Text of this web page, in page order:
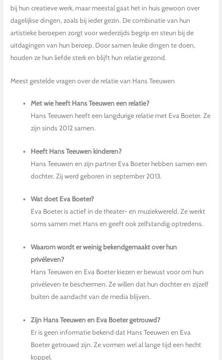
bij hun creatieve werk, maar meestal gaat het in huis gewoon over
dagelijkse dingen, zoals bij ieder gezin. De combinatie van hun
artistieke beroepen zorgt voor wederzijds begrip en steun bij de
uitdagingen van hun beroep. Door samen leuke dingen te doen,
houden ze hun liefde sterk en blijft hun relatie gezond.
Meest gestelde vragen over de relatie van Hans Teeuwen
Met wie heeft Hans Teeuwen een relatie?
Hans Teeuwen heeft een langdurige relatie met Eva Boeter. Ze
zijn sinds 2012 samen.
Heeft Hans Teeuwen kinderen?
Hans Teeuwen en zijn partner Eva Boeter hebben samen een
dochter. Zij werd geboren in september 2013.
Wat doet Eva Boeter?
Eva Boeter is actief in de theater- en muziekwereld. Ze werkt
soms samen met Hans en geeft ook zelfstandig optredens.
Waarom wordt er weinig bekendgemaakt over hun
privéleven?
Hans Teeuwen en Eva Boeter kiezen er bewust voor om hun
privéleven te beschermen. Ze willen dat hun dochter en zijzelf
buiten de aandacht van de media blijven.
Zijn Hans Teeuwen en Eva Boeter getrouwd?
Er is geen informatie bekend dat Hans Teeuwen en Eva
Boeter getrouwd zijn. Ze vormen wel al lange tijd een hecht
koppel.